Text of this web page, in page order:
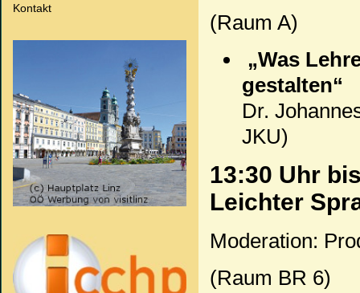
Kontakt
(Raum A)
„Was
gestalten“
Dr.
JKU)
13:30 Uhr
Leichter
Moderation:
(Raum BR 6)